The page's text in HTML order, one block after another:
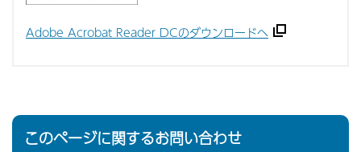
Adobe Acrobat Reader DCのダウンロードへ
このページに関するお問い合わせ